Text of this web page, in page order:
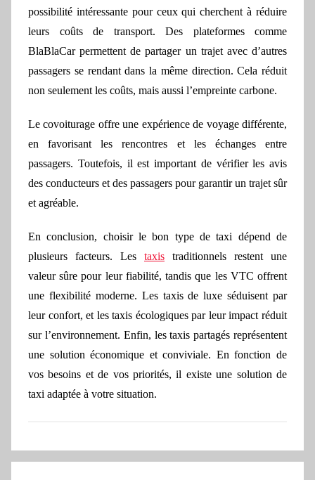
possibilité intéressante pour ceux qui cherchent à réduire
leurs coûts de transport. Des plateformes comme
BlaBlaCar permettent de partager un trajet avec d’autres
passagers se rendant dans la même direction. Cela réduit
non seulement les coûts, mais aussi l’empreinte carbone.
Le covoiturage offre une expérience de voyage différente,
en favorisant les rencontres et les échanges entre
passagers. Toutefois, il est important de vérifier les avis
des conducteurs et des passagers pour garantir un trajet sûr
et agréable.
En conclusion, choisir le bon type de taxi dépend de
plusieurs facteurs. Les taxis traditionnels restent une
valeur sûre pour leur fiabilité, tandis que les VTC offrent
une flexibilité moderne. Les taxis de luxe séduisent par
leur confort, et les taxis écologiques par leur impact réduit
sur l’environnement. Enfin, les taxis partagés représentent
une solution économique et conviviale. En fonction de
vos besoins et de vos priorités, il existe une solution de
taxi adaptée à votre situation.